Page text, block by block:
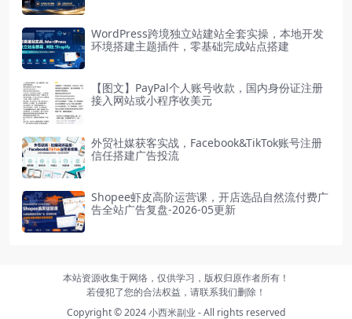
WordPress跨境独立站建站全套实操，本地开发
环境搭建主题插件，零基础完成站点搭建
【图文】PayPal个人账号收款，国内身份证注册
接入网站或小程序收美元
外贸社媒获客实战，Facebook&TikTok账号注册
信任搭建广告投流
Shopee虾皮高阶运营课，开店选品自然流付费广
告全站广告复盘-2026-05更新
本站资源收集于网络，仅供学习，版权归原作者所有！
若侵犯了您的合法权益，请联系我们删除！
Copyright © 2024小西米副业- All rights reserved